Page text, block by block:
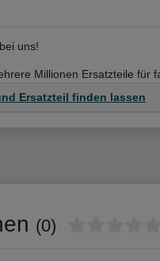
uns!
Millionen Ersatzteile für
Ersatzteil finden lassen
(0)